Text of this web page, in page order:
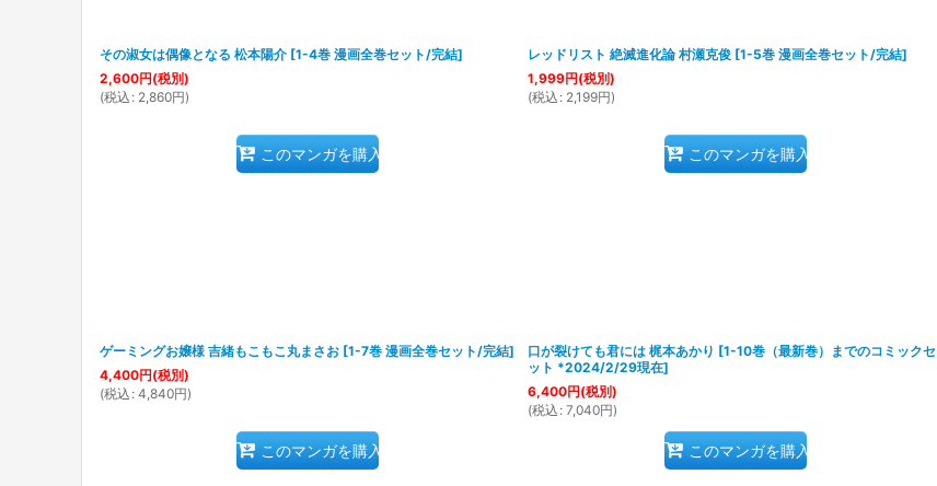
その淑女は偶像となる 松本陽介 [1-4巻 漫画全巻セット/完結]
2,600円(税別)
(税込 : 2,860円)
このマンガを購入
レッドリスト 絶滅進化論 村瀬克俊 [1-5巻 漫画全巻セット/完結]
1,999円(税別)
(税込 : 2,199円)
このマンガを購入
ゲーミングお嬢様 吉緒もこもこ丸まさお [1-7巻 漫画全巻セット/完結]
4,400円(税別)
(税込 : 4,840円)
このマンガを購入
口が裂けても君には 梶本あかり [1-10巻（最新巻）までのコミックセ
ット *2024/2/29現在]
6,400円(税別)
(税込 : 7,040円)
このマンガを購入